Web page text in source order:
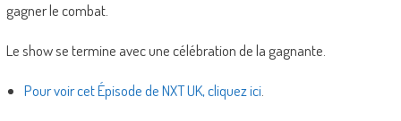
gagner le combat.
Le show se termine avec une célébration de la gagnante.
Pour voir cet Épisode de NXT UK, cliquez ici.